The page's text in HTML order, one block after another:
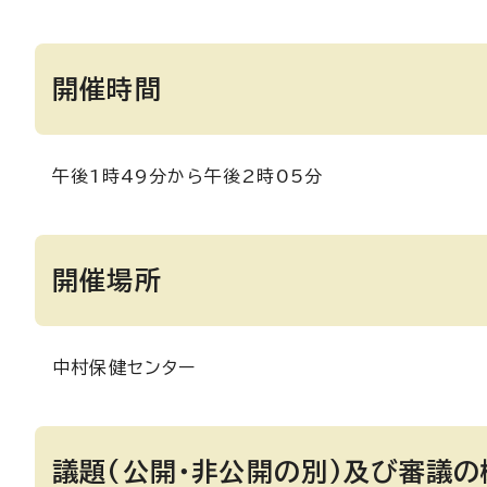
開催時間
午後1時49分から午後2時05分
開催場所
中村保健センター
議題(公開・非公開の別)及び審議の